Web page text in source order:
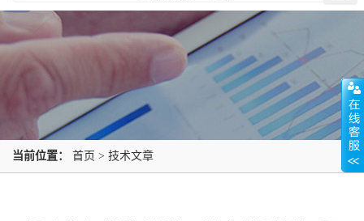
当前位置： 首页 > 技术文章